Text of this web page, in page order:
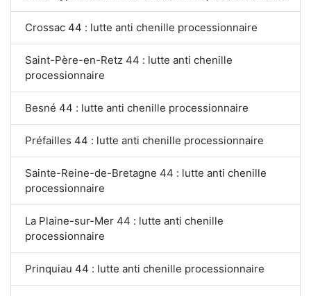
Crossac 44 : lutte anti chenille processionnaire
Saint-Père-en-Retz 44 : lutte anti chenille
processionnaire
Besné 44 : lutte anti chenille processionnaire
Préfailles 44 : lutte anti chenille processionnaire
Sainte-Reine-de-Bretagne 44 : lutte anti chenille
processionnaire
La Plaine-sur-Mer 44 : lutte anti chenille
processionnaire
Prinquiau 44 : lutte anti chenille processionnaire